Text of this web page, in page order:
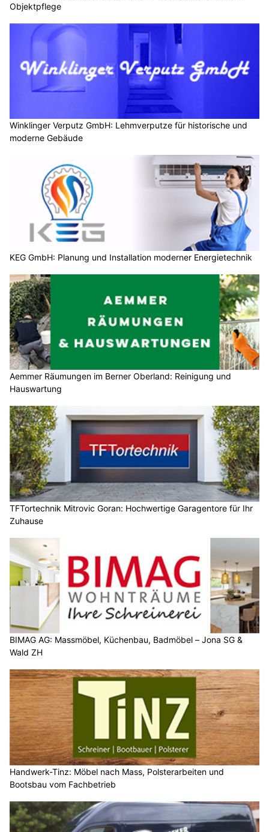
Objektpflege
Winklinger Verputz GmbH: Lehmverputze für historische und
moderne Gebäude
KEG GmbH: Planung und Installation moderner Energietechnik
Aemmer Räumungen im Berner Oberland: Reinigung und
Hauswartung
TFTortechnik Mitrovic Goran: Hochwertige Garagentore für Ihr
Zuhause
BIMAG AG: Massmöbel, Küchenbau, Badmöbel – Jona SG &
Wald ZH
Handwerk-Tinz: Möbel nach Mass, Polsterarbeiten und
Bootsbau vom Fachbetrieb